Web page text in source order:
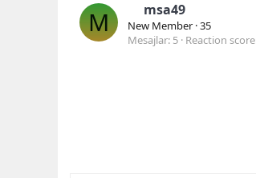
M msa49
New Member ·35
Mesajlar 5 Reaction score